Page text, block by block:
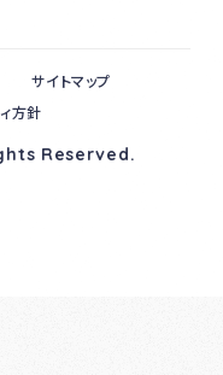
Reserved.
サイトマップ
方針